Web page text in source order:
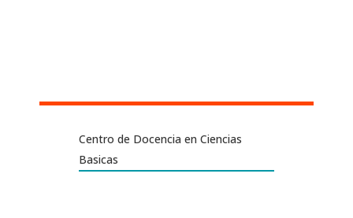
Centro de Docencia en Ciencias
Basicas